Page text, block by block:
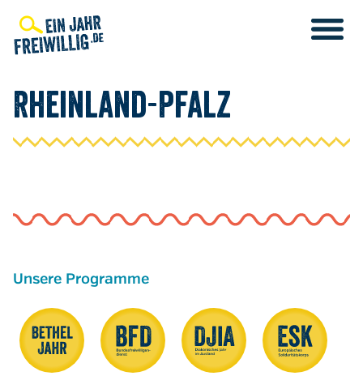
zum
Inhalt
Rheinland-Pfalz
Unsere Programme